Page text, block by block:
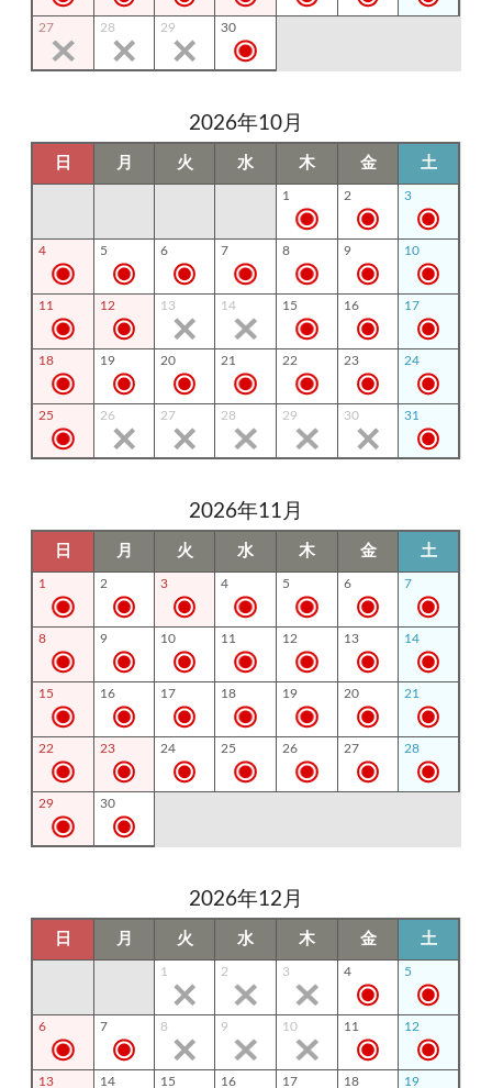
27 28 29 30
2026年10月
日 月 火 水 木 金 土
1 2 3
4 5 6 7 8 9 10
11 12 13 14 15 16 17
18 19 20 21 22 23 24
25 26 27 28 29 30 31
2026年11月
日 月 火 水 木 金 土
1 2 3 4 5 6 7
8 9 10 11 12 13 14
15 16 17 18 19 20 21
22 23 24 25 26 27 28
29 30
2026年12月
日 月 火 水 木 金 土
1 2 3 4 5
6 7 8 9 10 11 12
13 14 15 16 17 18 19